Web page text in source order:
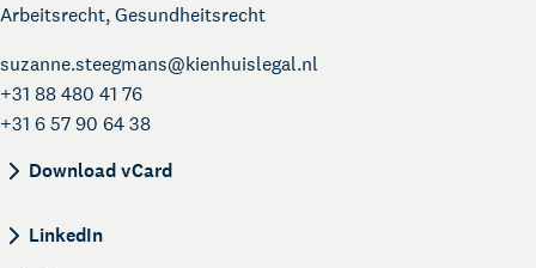
Arbeitsrecht, Gesundheitsrecht
suzanne.steegmans@kienhuislegal.nl
+31 88 480 41 76
+31 6 57 90 64 38
Download vCard
LinkedIn